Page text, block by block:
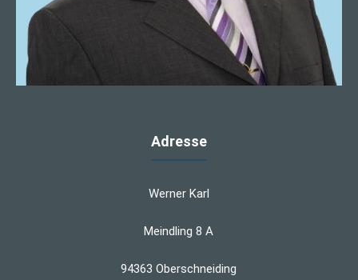
Adresse
Werner Karl
Meindling 8 A
94363 Oberschneiding